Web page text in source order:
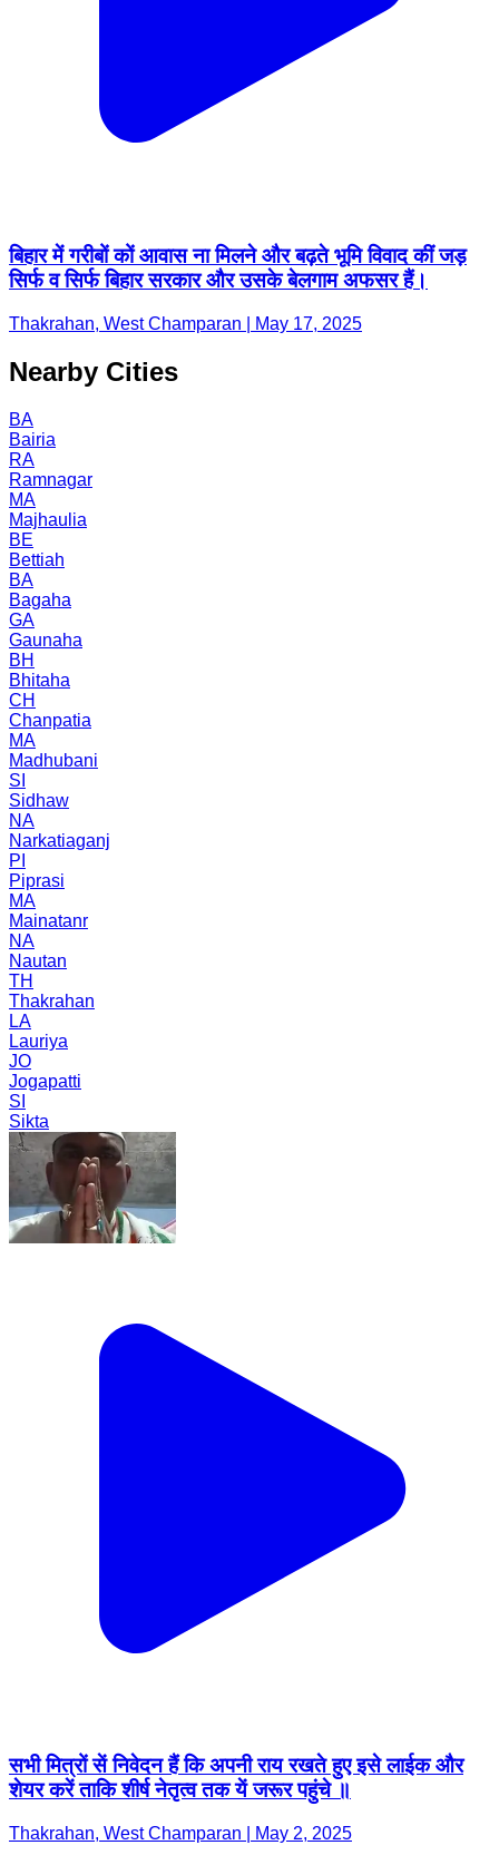
बिहार में गरीबों कों आवास ना मिलने और बढ़ते भूमि विवाद कीं जड़
सिर्फ व सिर्फ बिहार सरकार और उसके बेलगाम अफसर हैं।
Thakrahan, West Champaran | May 17, 2025
Nearby Cities
BA
Bairia
RA
Ramnagar
MA
Majhaulia
BE
Bettiah
BA
Bagaha
GA
Gaunaha
BH
Bhitaha
CH
Chanpatia
MA
Madhubani
SI
Sidhaw
NA
Narkatiaganj
PI
Piprasi
MA
Mainatanr
NA
Nautan
TH
Thakrahan
LA
Lauriya
JO
Jogapatti
SI
Sikta
सभी मित्रों सें निवेदन हैं कि अपनी राय रखते हुए इसे लाईक और
शेयर करें ताकि शीर्ष नेतृत्व तक यें जरूर पहुंचे ॥
Thakrahan, West Champaran | May 2, 2025